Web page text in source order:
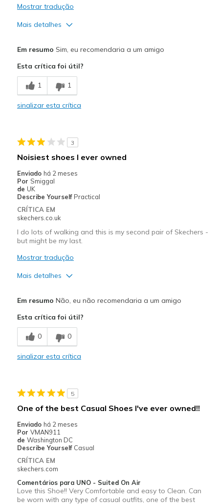
Mostrar tradução
Mais detalhes
Breathe Well
Comfortable
Casual Wear
Travel
Width
Sizing
View On Shoes
Shoes are for Wearing
Em resumo Sim, eu recomendaria a um amigo
Esta crítica foi útil?
1 1
sinalizar esta crítica
3
Noisiest shoes I ever owned
Enviado há 2 meses
Por Smiggal
de UK
Describe Yourself Practical
CRÍTICA EM
skechers.co.uk
I do lots of walking and this is my second pair of Skechers -
but might be my last.
Mostrar tradução
Mais detalhes
Melhores utilizações
Casual Wear
View On Shoes
Shoes are for Wearing
Em resumo Não, eu não recomendaria a um amigo
Esta crítica foi útil?
0 0
sinalizar esta crítica
5
One of the best Casual Shoes I've ever owned!!
Enviado há 2 meses
Por VMAN911
de Washington DC
Describe Yourself Casual
CRÍTICA EM
skechers.com
Comentários para UNO - Suited On Air
Love this Shoe!! Very Comfortable and easy to Clean. Can
be worn with any type of casual outfits, one of the best